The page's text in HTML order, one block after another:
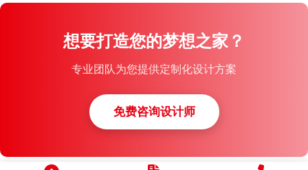
想要打造您的梦想之家？
专业团队为您提供定制化设计方案
免费咨询设计师